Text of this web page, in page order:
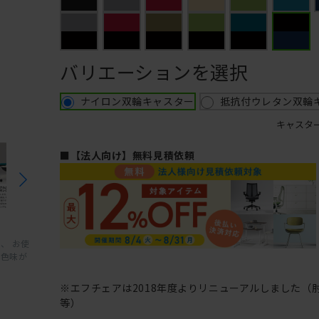
お使
味が
バリエーションを選択
ナイロン双輪キャスター 抵抗付ウレタン双輪
キャスタ
■【法人向け】無料見積依頼
※エフチェアは2018年度よりリニューアルしました（
等）